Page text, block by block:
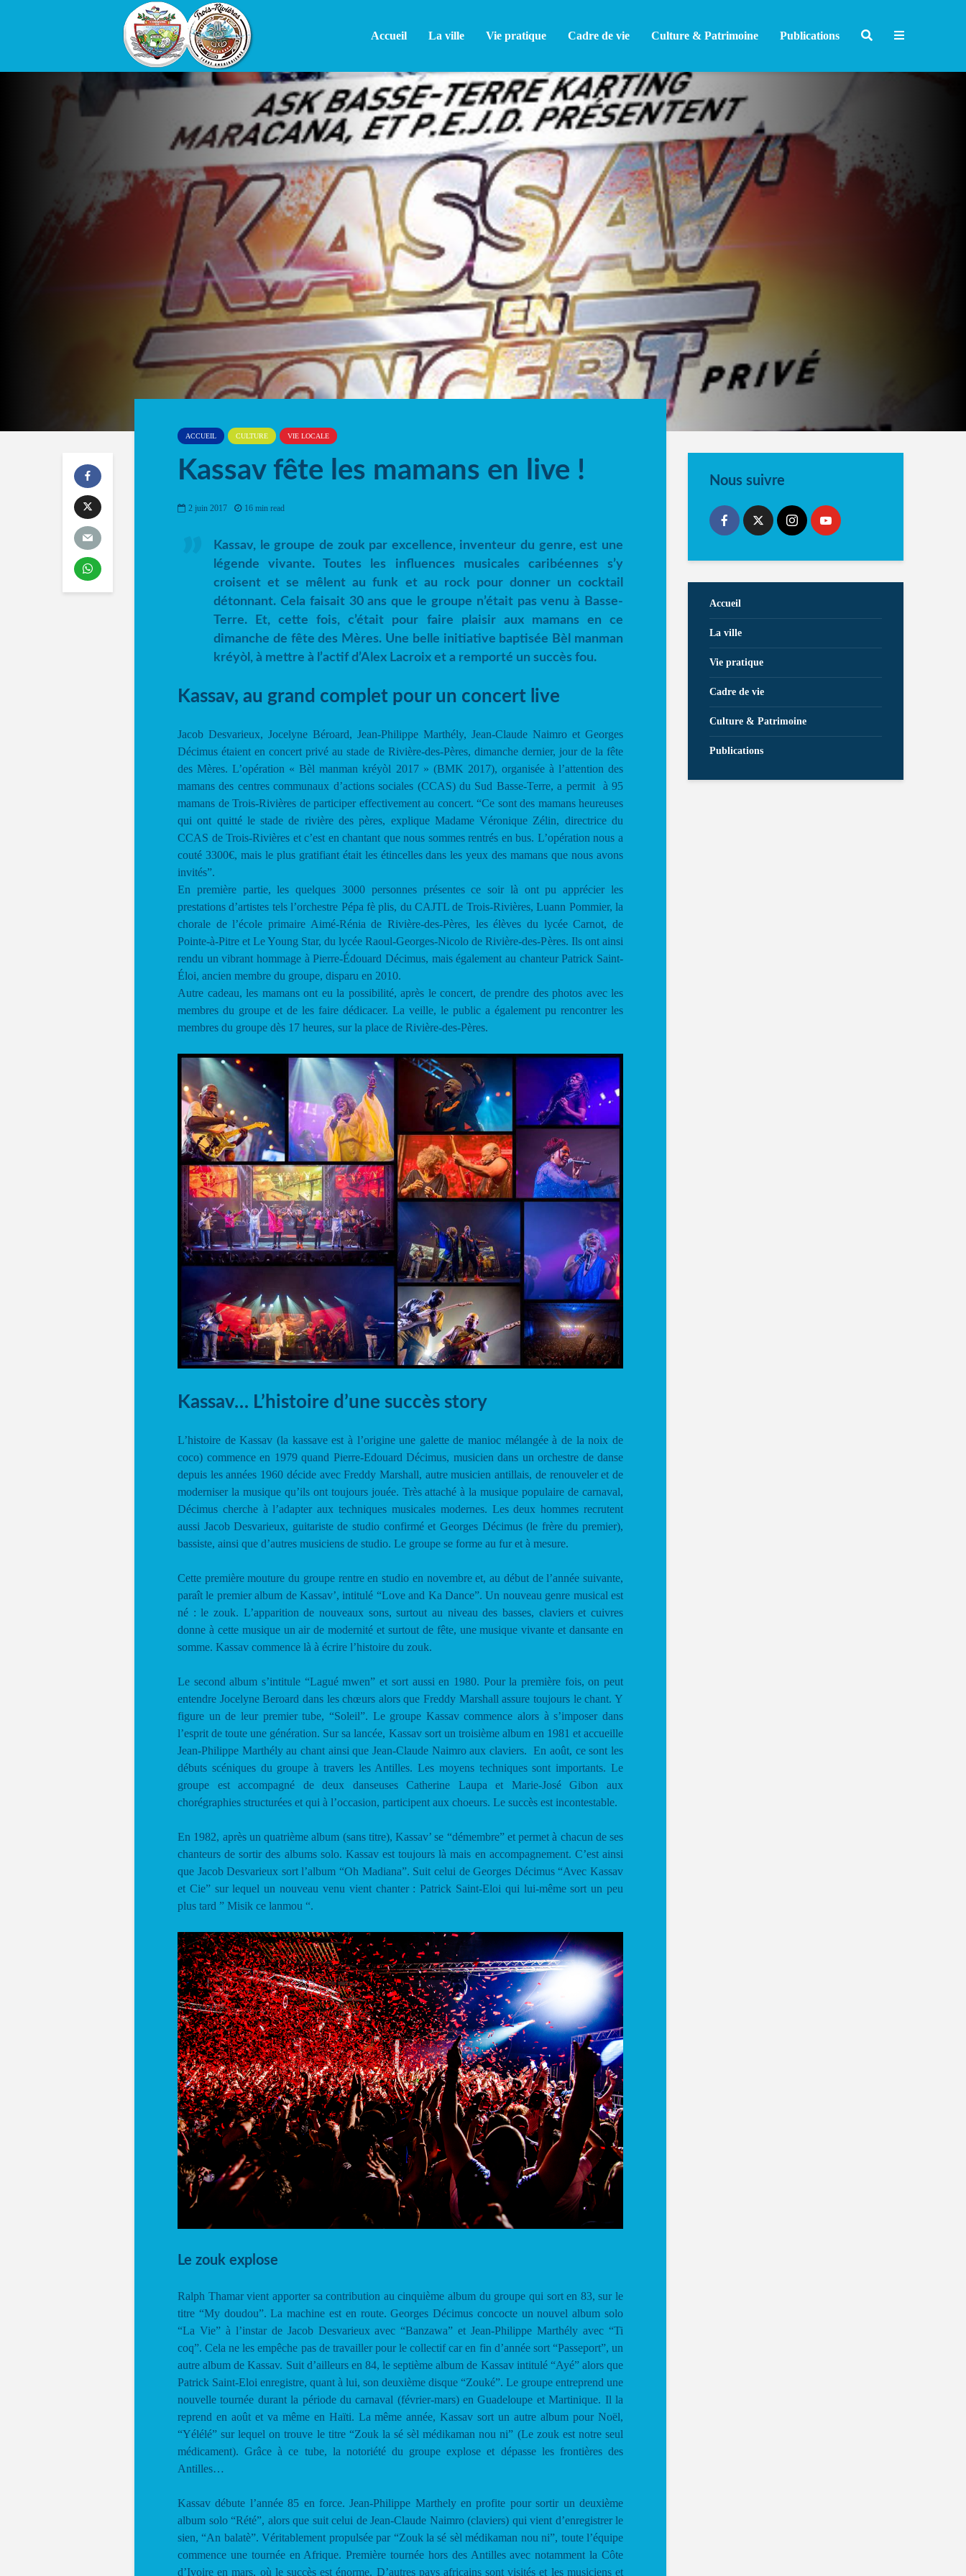
Accueil La ville Vie pratique Cadre de vie Culture & Patrimoine Publications
ACCUEIL CULTURE VIE LOCALE
Kassav fête les mamans en live !
2 juin 2017 16 min read
Kassav, le groupe de zouk par excellence, inventeur du genre, est une
légende vivante. Toutes les influences musicales caribéennes s’y
croisent et se mêlent au funk et au rock pour donner un cocktail
détonnant. Cela faisait 30 ans que le groupe n’était pas venu à Basse-
Terre. Et, cette fois, c’était pour faire plaisir aux mamans en ce
dimanche de fête des Mères. Une belle initiative baptisée Bèl manman
kréyòl, à mettre à l’actif d’Alex Lacroix et a remporté un succès fou.
Kassav, au grand complet pour un concert live
Jacob Desvarieux, Jocelyne Béroard, Jean-Philippe Marthély, Jean-Claude Naimro et Georges
Décimus étaient en concert privé au stade de Rivière-des-Pères, dimanche dernier, jour de la fête
des Mères. L’opération « Bèl manman kréyòl 2017 » (BMK 2017), organisée à l’attention des
mamans des centres communaux d’actions sociales (CCAS) du Sud Basse-Terre, a permit à 95
mamans de Trois-Rivières de participer effectivement au concert. “Ce sont des mamans heureuses
qui ont quitté le stade de rivière des pères, explique Madame Véronique Zélin, directrice du
CCAS de Trois-Rivières et c’est en chantant que nous sommes rentrés en bus. L’opération nous a
couté 3300€, mais le plus gratifiant était les étincelles dans les yeux des mamans que nous avons
invités”.
En première partie, les quelques 3000 personnes présentes ce soir là ont pu apprécier les
prestations d’artistes tels l’orchestre Pépa fè plis, du CAJTL de Trois-Rivières, Luann Pommier, la
chorale de l’école primaire Aimé-Rénia de Rivière-des-Pères, les élèves du lycée Carnot, de
Pointe-à-Pitre et Le Young Star, du lycée Raoul-Georges-Nicolo de Rivière-des-Pères. Ils ont ainsi
rendu un vibrant hommage à Pierre-Édouard Décimus, mais également au chanteur Patrick Saint-
Éloi, ancien membre du groupe, disparu en 2010.
Autre cadeau, les mamans ont eu la possibilité, après le concert, de prendre des photos avec les
membres du groupe et de les faire dédicacer. La veille, le public a également pu rencontrer les
membres du groupe dès 17 heures, sur la place de Rivière-des-Pères.
Kassav… L’histoire d’une succès story
L’histoire de Kassav (la kassave est à l’origine une galette de manioc mélangée à de la noix de
coco) commence en 1979 quand Pierre-Edouard Décimus, musicien dans un orchestre de danse
depuis les années 1960 décide avec Freddy Marshall, autre musicien antillais, de renouveler et de
moderniser la musique qu’ils ont toujours jouée. Très attaché à la musique populaire de carnaval,
Décimus cherche à l’adapter aux techniques musicales modernes. Les deux hommes recrutent
aussi Jacob Desvarieux, guitariste de studio confirmé et Georges Décimus (le frère du premier),
bassiste, ainsi que d’autres musiciens de studio. Le groupe se forme au fur et à mesure.
Cette première mouture du groupe rentre en studio en novembre et, au début de l’année suivante,
paraît le premier album de Kassav’, intitulé “Love and Ka Dance”. Un nouveau genre musical est
né : le zouk. L’apparition de nouveaux sons, surtout au niveau des basses, claviers et cuivres
donne à cette musique un air de modernité et surtout de fête, une musique vivante et dansante en
somme. Kassav commence là à écrire l’histoire du zouk.
Le second album s’intitule “Lagué mwen” et sort aussi en 1980. Pour la première fois, on peut
entendre Jocelyne Beroard dans les chœurs alors que Freddy Marshall assure toujours le chant. Y
figure un de leur premier tube, “Soleil”. Le groupe Kassav commence alors à s’imposer dans
l’esprit de toute une génération. Sur sa lancée, Kassav sort un troisième album en 1981 et accueille
Jean-Philippe Marthély au chant ainsi que Jean-Claude Naimro aux claviers. En août, ce sont les
débuts scéniques du groupe à travers les Antilles. Les moyens techniques sont importants. Le
groupe est accompagné de deux danseuses Catherine Laupa et Marie-José Gibon aux
chorégraphies structurées et qui à l’occasion, participent aux choeurs. Le succès est incontestable.
En 1982, après un quatrième album (sans titre), Kassav’ se “démembre” et permet à chacun de ses
chanteurs de sortir des albums solo. Kassav est toujours là mais en accompagnement. C’est ainsi
que Jacob Desvarieux sort l’album “Oh Madiana”. Suit celui de Georges Décimus “Avec Kassav
et Cie” sur lequel un nouveau venu vient chanter : Patrick Saint-Eloi qui lui-même sort un peu
plus tard ” Misik ce lanmou “.
Le zouk explose
Ralph Thamar vient apporter sa contribution au cinquième album du groupe qui sort en 83, sur le
titre “My doudou”. La machine est en route. Georges Décimus concocte un nouvel album solo
“La Vie” à l’instar de Jacob Desvarieux avec “Banzawa” et Jean-Philippe Marthély avec “Ti
coq”. Cela ne les empêche pas de travailler pour le collectif car en fin d’année sort “Passeport”, un
autre album de Kassav. Suit d’ailleurs en 84, le septième album de Kassav intitulé “Ayé” alors que
Patrick Saint-Eloi enregistre, quant à lui, son deuxième disque “Zouké”. Le groupe entreprend une
nouvelle tournée durant la période du carnaval (février-mars) en Guadeloupe et Martinique. Il la
reprend en août et va même en Haïti. La même année, Kassav sort un autre album pour Noël,
“Yélélé” sur lequel on trouve le titre “Zouk la sé sèl médikaman nou ni” (Le zouk est notre seul
médicament). Grâce à ce tube, la notoriété du groupe explose et dépasse les frontières des
Antilles…
Kassav débute l’année 85 en force. Jean-Philippe Marthely en profite pour sortir un deuxième
album solo “Rété”, alors que suit celui de Jean-Claude Naimro (claviers) qui vient d’enregistrer le
sien, “An balatè”. Véritablement propulsée par “Zouk la sé sèl médikaman nou ni”, toute l’équipe
commence une tournée en Afrique. Première tournée hors des Antilles avec notamment la Côte
d’Ivoire en mars, où le succès est énorme. D’autres pays africains sont visités et les musiciens et
Nous suivre
Accueil
La ville
Vie pratique
Cadre de vie
Culture & Patrimoine
Publications